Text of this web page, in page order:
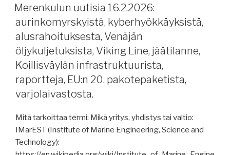
Lloyd
ostaa
ZIM:n,
aikataulujen
pitävyydestä,
Godby
Shipping,
maataloustuotteiden
2025,
risteilyalustilauksia,
kanavasta,
Merenkulun uutisia 16.2.2026:
aurinkomyrskyistä, kyberhyökkäyksistä,
alusrahoituksesta, Venäjän
öljykuljetuksista, Viking Line, jäätilanne,
Koillisväylän infrastruktuurista,
raportteja, EU:n 20. pakotepaketista,
varjolaivastosta.
Mitä tarkoittaa termi: Mikä yritys, yhdistys tai valtio:
IMarEST (Institute of Marine Engineering, Science and
Technology):